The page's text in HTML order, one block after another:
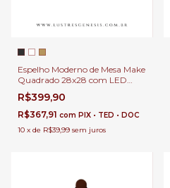
Espelho Moderno de Mesa Make
Quadrado 28x28 com LED
Touch Para Maquiagem,
Banheiro, Penteadeira, Salão de
Beleza e Lojas
R$399,90
R$367,91 com PIX • TED • DOC
10 x de R$39,99 sem juros